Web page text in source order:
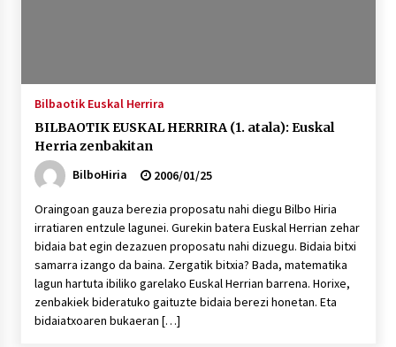
Bilbaotik Euskal Herrira
BILBAOTIK EUSKAL HERRIRA (1. atala): Euskal
Herria zenbakitan
BilboHiria
2006/01/25
Oraingoan gauza berezia proposatu nahi diegu Bilbo Hiria
irratiaren entzule lagunei. Gurekin batera Euskal Herrian zehar
bidaia bat egin dezazuen proposatu nahi dizuegu. Bidaia bitxi
samarra izango da baina. Zergatik bitxia? Bada, matematika
lagun hartuta ibiliko garelako Euskal Herrian barrena. Horixe,
zenbakiek bideratuko gaituzte bidaia berezi honetan. Eta
bidaiatxoaren bukaeran […]